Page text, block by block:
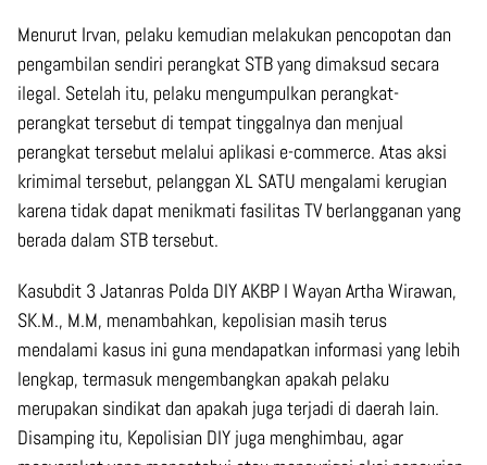
Menurut Irvan, pelaku kemudian melakukan pencopotan dan
pengambilan sendiri perangkat STB yang dimaksud secara
ilegal. Setelah itu, pelaku mengumpulkan perangkat-
perangkat tersebut di tempat tinggalnya dan menjual
perangkat tersebut melalui aplikasi e-commerce. Atas aksi
krimimal tersebut, pelanggan XL SATU mengalami kerugian
karena tidak dapat menikmati fasilitas TV berlangganan yang
berada dalam STB tersebut.
Kasubdit 3 Jatanras Polda DIY AKBP I Wayan Artha Wirawan,
SK.M., M.M, menambahkan, kepolisian masih terus
mendalami kasus ini guna mendapatkan informasi yang lebih
lengkap, termasuk mengembangkan apakah pelaku
merupakan sindikat dan apakah juga terjadi di daerah lain.
Disamping itu, Kepolisian DIY juga menghimbau, agar